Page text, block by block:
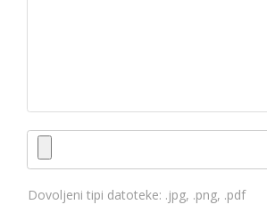
Dovoljeni tipi datoteke: .jpg, .png, .pdf